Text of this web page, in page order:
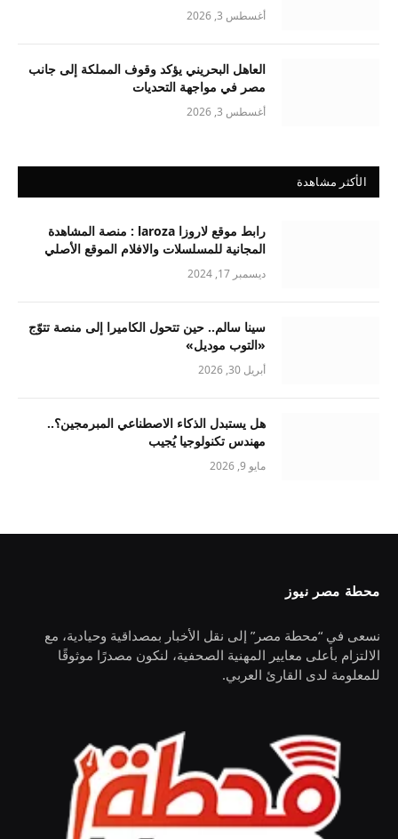
أغسطس 3, 2026
العاهل البحريني يؤكد وقوف المملكة إلى جانب
مصر في مواجهة التحديات
أغسطس 3, 2026
الأكثر مشاهدة
رابط موقع لاروزا laroza : منصة المشاهدة
المجانية للمسلسلات والافلام الموقع الأصلي
ديسمبر 17, 2024
سينا سالم.. حين تتحول الكاميرا إلى منصة تتوّج
«التوب موديل»
أبريل 30, 2026
هل يستبدل الذكاء الاصطناعي المبرمجين؟..
مهندس تكنولوجيا يُجيب
مايو 9, 2026
محطة مصر نيوز
نسعى في “محطة مصر” إلى نقل الأخبار بمصداقية وحيادية، مع
الالتزام بأعلى معايير المهنية الصحفية، لنكون مصدرًا موثوقًا
للمعلومة لدى القارئ العربي.